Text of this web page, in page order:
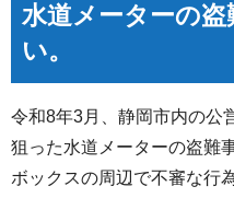
水道メーターの
い。
令和8年3月、静岡市内の公
狙った水道メーターの盗難
ボックスの周辺で不審な行